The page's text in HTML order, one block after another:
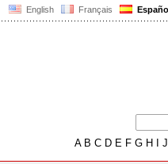
English Français
AB C D E F G H J